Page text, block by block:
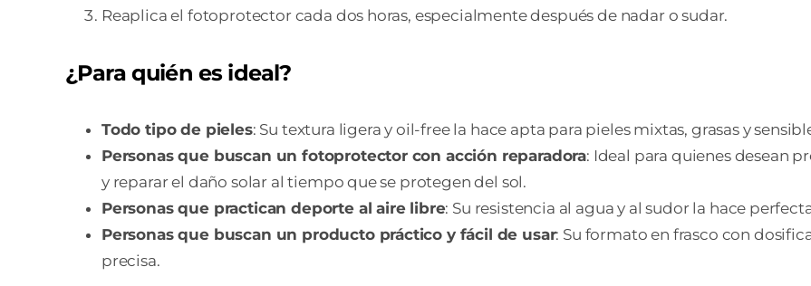
Reaplica el fotoprotector cada dos horas, especialmente después de nadar o sudar.
¿Para quién es ideal?
Todo tipo de pieles: Su textura ligera y oil-free la hace apta para pieles mixtas, grasas y
Personas que buscan un fotoprotector con acción reparadora: Ideal para quienes desean
y reparar el daño solar al tiempo que se protegen del sol.
Personas que practican deporte al aire libre: Su resistencia al agua y al sudor la hace
Personas que buscan un producto práctico y fácil de usar: Su formato en frasco con
precisa.